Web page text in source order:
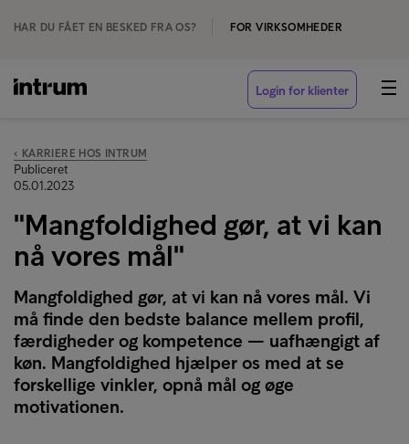
HAR DU FÅET EN BESKED FRA OS? FOR VIRKSOMHEDER
Login for klienter
‹ KARRIERE HOS INTRUM
Publiceret
05.01.2023
"Mangfoldighed gør, at vi kan
nå vores mål"
Mangfoldighed gør, at vi kan nå vores mål. Vi
må finde den bedste balance mellem profil,
færdigheder og kompetence — uafhængigt af
køn. Mangfoldighed hjælper os med at se
forskellige vinkler, opnå mål og øge
motivationen.